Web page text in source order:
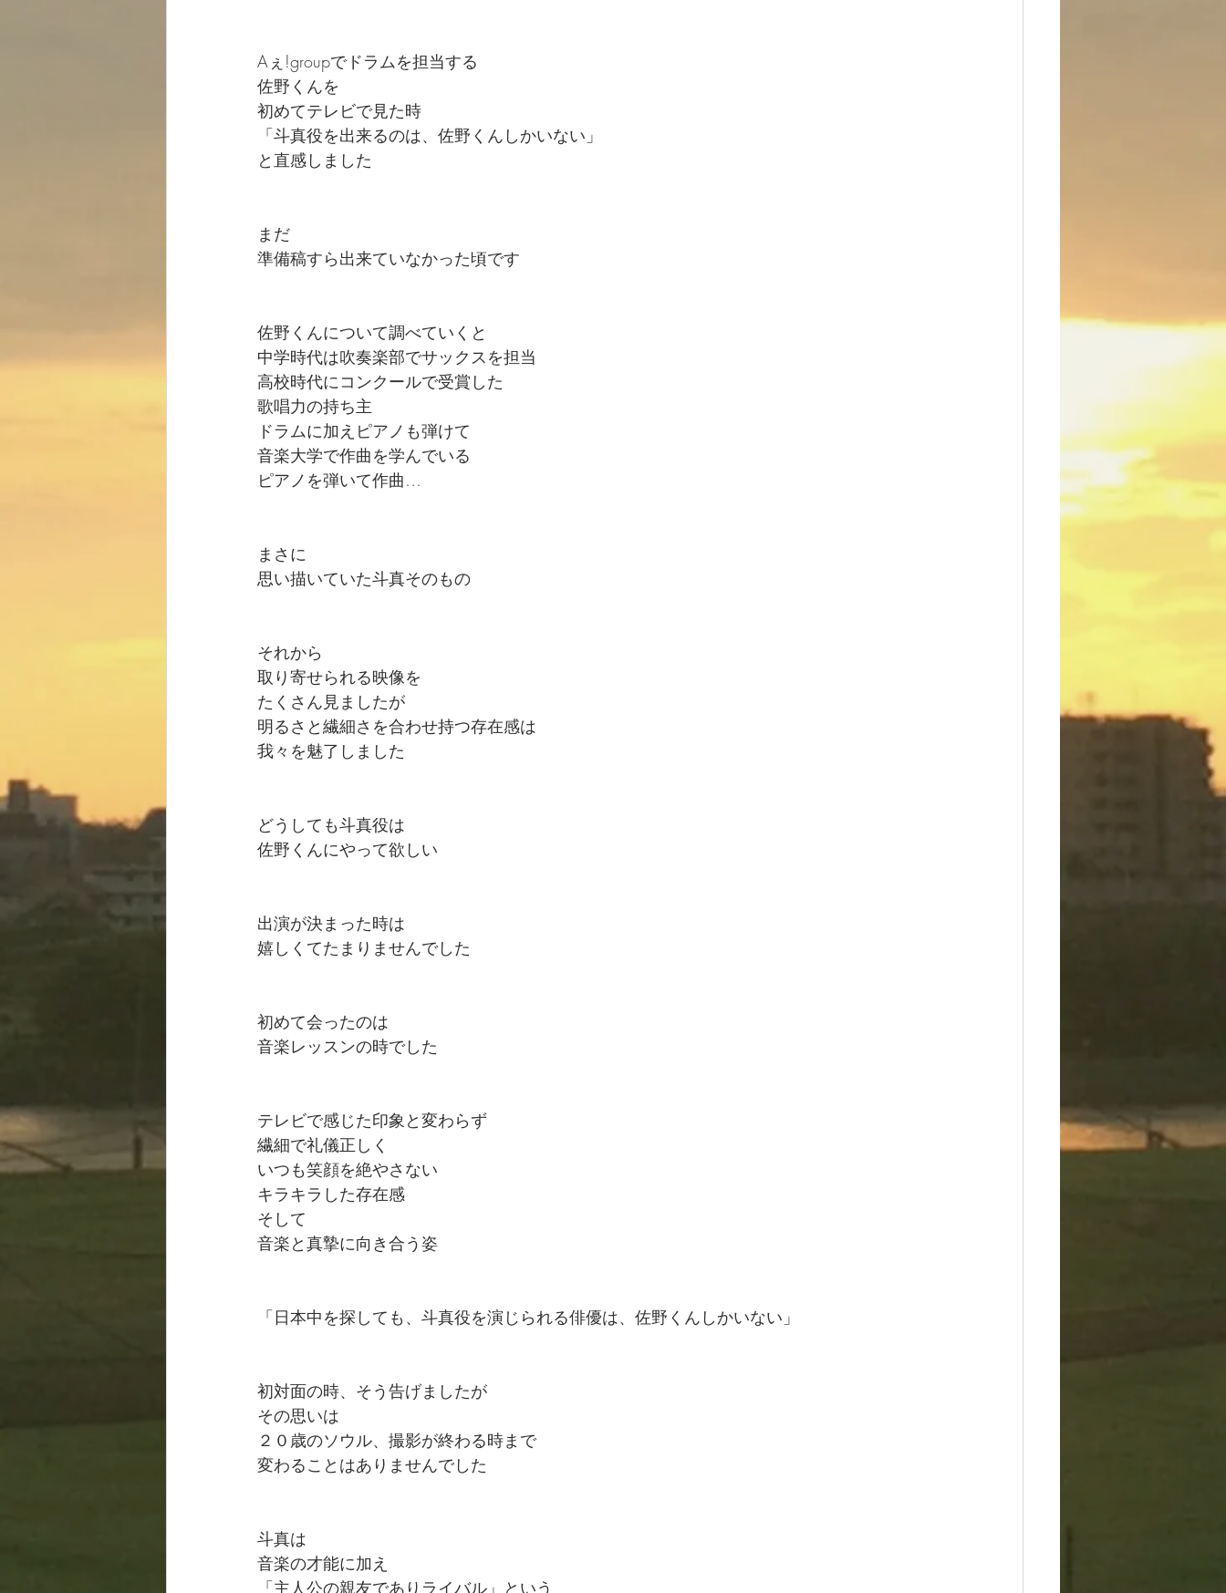
Aぇ!groupでドラムを担当する
佐野くんを
初めてテレビで見た時
「斗真役を出来るのは、佐野くんしかいない」
と直感しました
まだ
準備稿すら出来ていなかった頃です
佐野くんについて調べていくと
中学時代は吹奏楽部でサックスを担当
高校時代にコンクールで受賞した
歌唱力の持ち主
ドラムに加えピアノも弾けて
音楽大学で作曲を学んでいる
ピアノを弾いて作曲…
まさに
思い描いていた斗真そのもの
それから
取り寄せられる映像を
たくさん見ましたが
明るさと繊細さを合わせ持つ存在感は
我々を魅了しました
どうしても斗真役は
佐野くんにやって欲しい
出演が決まった時は
嬉しくてたまりませんでした
初めて会ったのは
音楽レッスンの時でした
テレビで感じた印象と変わらず
繊細で礼儀正しく
いつも笑顔を絶やさない
キラキラした存在感
そして
音楽と真摯に向き合う姿
「日本中を探しても、斗真役を演じられる俳優は、佐野くんしかいない」
初対面の時、そう告げましたが
その思いは
２０歳のソウル、撮影が終わる時まで
変わることはありませんでした
斗真は
音楽の才能に加え
「主人公の親友でありライバル」という